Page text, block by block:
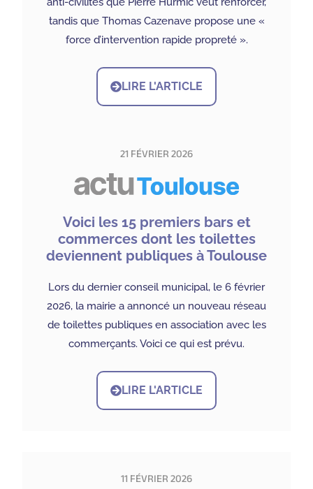
tandis que Thomas Cazenave propose une «
force d’intervention rapide propreté ».
LIRE L'ARTICLE
21 FÉVRIER 2026
Voici les 15 premiers bars et
commerces dont les toilettes
deviennent publiques à Toulouse
Lors du dernier conseil municipal, le 6 février
2026, la mairie a annoncé un nouveau réseau
de toilettes publiques en association avec les
commerçants. Voici ce qui est prévu.
LIRE L'ARTICLE
11 FÉVRIER 2026